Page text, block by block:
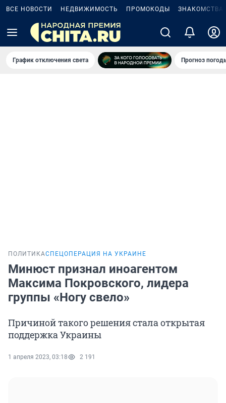
ВСЕ НОВОСТИ НЕДВИЖИМОСТЬ ПРОМОКОДЫ ЗНАКОМСТВА
График отключения света Прогноз
ПОЛИТИКАСПЕЦОПЕРАЦИЯ НА УКРАИНЕ
Минюст признал иноагентом
Максима Покровского, лидера
группы «Ногу свело»
Причиной такого решения стала открытая
поддержка Украины
1 апреля 2023, 03:18 2 191